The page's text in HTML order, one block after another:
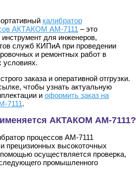
калибратор
АКТАКОМ АМ-7111 – это
для инженеров,
служб КИПиА при проведении
и ремонтных работ в
условиях.
заказа и оперативной отгрузки.
чтобы узнать актуальную
и оформить заказ на
7111.
АКТАКОМ АМ-7111?
процессов АМ-7111
прецизионных высокоточных
осуществляется проверка,
промышленного